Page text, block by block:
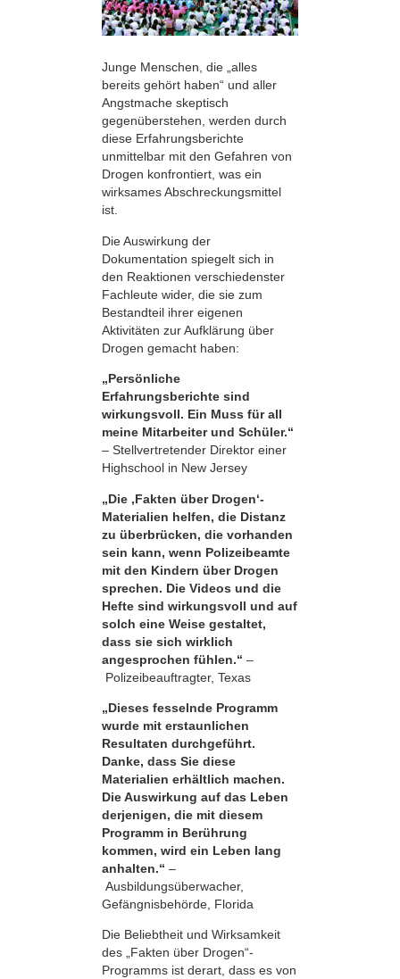
Junge Menschen, die „alles
bereits gehört haben“ und aller
Angstmache skeptisch
gegenüberstehen, werden durch
diese Erfahrungsberichte
unmittelbar mit den Gefahren von
Drogen konfrontiert, was ein
wirksames Abschreckungsmittel
ist.
Die Auswirkung der
Dokumentation spiegelt sich in
den Reaktionen verschiedenster
Fachleute wider, die sie zum
Bestandteil ihrer eigenen
Aktivitäten zur Aufklärung über
Drogen gemacht haben:
„Persönliche
Erfahrungsberichte sind
wirkungsvoll. Ein Muss für all
meine Mitarbeiter und Schüler.“
– Stellvertretender Direktor einer
Highschool in New Jersey
„Die ‚Fakten über Drogen‘-
Materialien helfen, die Distanz
zu überbrücken, die vorhanden
sein kann, wenn Polizeibeamte
mit den Kindern über Drogen
sprechen. Die Videos und die
Hefte sind wirkungsvoll und auf
solch eine Weise gestaltet,
dass sie sich wirklich
angesprochen fühlen.“ –
Polizeibeauftragter, Texas
„Dieses fesselnde Programm
wurde mit erstaunlichen
Resultaten durchgeführt.
Danke, dass Sie diese
Materialien erhältlich machen.
Die Auswirkung auf das Leben
derjenigen, die mit diesem
Programm in Berührung
kommen, wird ein Leben lang
anhalten.“ –
Ausbildungsüberwacher,
Gefängnisbehörde, Florida
Die Beliebtheit und Wirksamkeit
des „Fakten über Drogen“-
Programms ist derart, dass es von